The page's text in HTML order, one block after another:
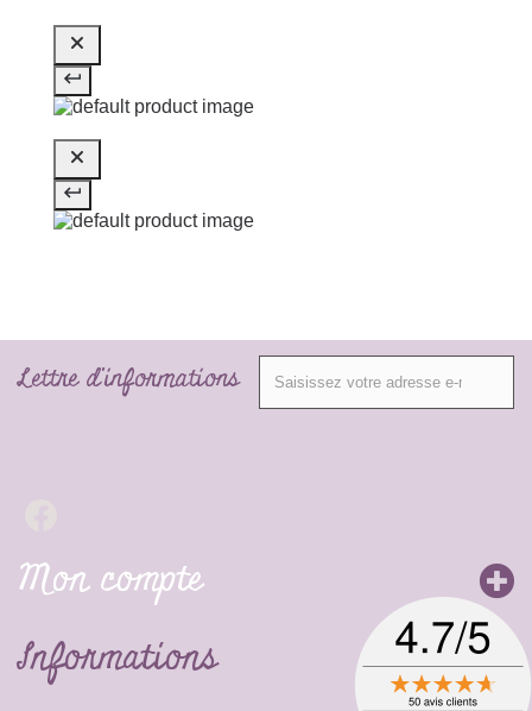
Lettre d'informations
Mon compte
Informations